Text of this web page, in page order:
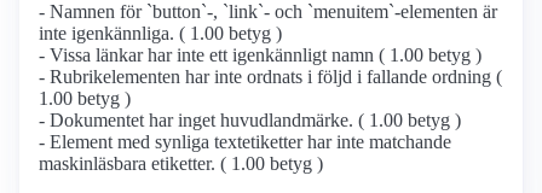
- Namnen för `button`-, `link`- och `menuitem`-elementen är
inte igenkännliga. ( 1.00 betyg )
- Vissa länkar har inte ett igenkännligt namn ( 1.00 betyg )
- Rubrikelementen har inte ordnats i följd i fallande ordning (
1.00 betyg )
- Dokumentet har inget huvudlandmärke. ( 1.00 betyg )
- Element med synliga textetiketter har inte matchande
maskinläsbara etiketter. ( 1.00 betyg )